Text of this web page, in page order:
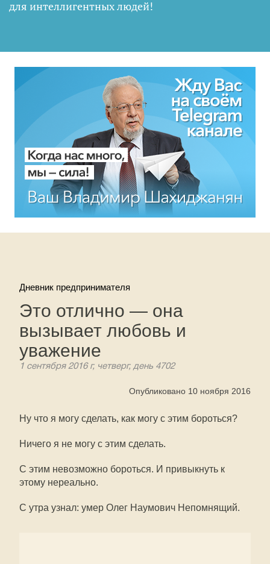
для интеллигентных людей!
Дневник предпринимателя
Это отлично — она
вызывает любовь и
уважение
1 сентября 2016 г, четверг, день 4702
Опубликовано 10 ноября 2016
Ну что я могу сделать, как могу с этим бороться?
Ничего я не могу с этим сделать.
С этим невозможно бороться. И привыкнуть к
этому нереально.
С утра узнал: умер Олег Наумович Непомнящий.